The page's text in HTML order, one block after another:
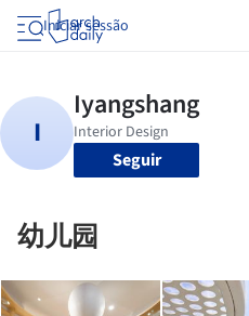
Iniciar sessão
Seguir
幼儿园